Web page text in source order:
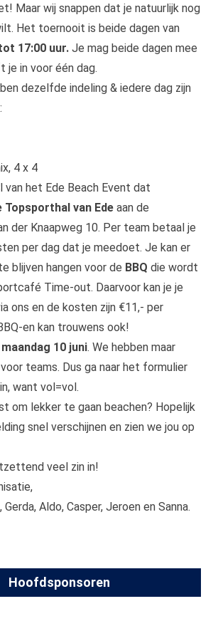
Maar wij snappen dat je natuurlijk nog
Het toernooit is beide dagen van
17:00 uur. Je mag beide dagen mee
je in voor één dag.
dezelfde indeling & iedere dag zijn
4 x 4
van het Ede Beach Event dat
Topsporthal van Ede aan de
der Knaapweg 10. Per team betaal je
per dag dat je meedoet. Je kan er
blijven hangen voor de BBQ die wordt
Time-out. Daarvoor kan je je
ons en de kosten zijn €11,- per
en kan trouwens ook!
10 juni. We hebben maar
teams. Dus ga naar het formulier
want vol=vol.
om lekker te gaan beachen? Hopelijk
snel verschijnen en zien we jou op
veel zin in!
Aldo, Casper, Jeroen en Sanna.
Hoofdsponsoren